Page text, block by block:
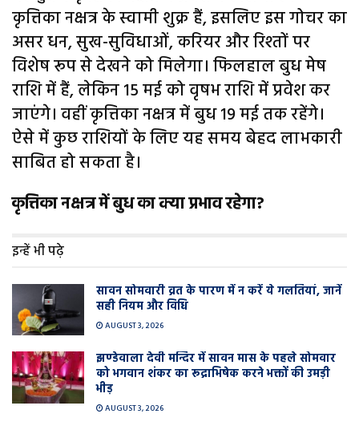
कृत्तिका नक्षत्र के स्वामी शुक्र हैं, इसलिए इस गोचर का
असर धन, सुख-सुविधाओं, करियर और रिश्तों पर
विशेष रूप से देखने को मिलेगा। फिलहाल बुध मेष
राशि में हैं, लेकिन 15 मई को वृषभ राशि में प्रवेश कर
जाएंगे। वहीं कृत्तिका नक्षत्र में बुध 19 मई तक रहेंगे।
ऐसे में कुछ राशियों के लिए यह समय बेहद लाभकारी
साबित हो सकता है।
​​कृत्तिका नक्षत्र में बुध का क्या प्रभाव रहेगा?​
इन्हें भी पढ़े
सावन सोमवारी व्रत के पारण में न करें ये गलतियां, जानें
सही नियम और विधि
AUGUST 3, 2026
झण्डेवाला देवी मन्दिर में सावन मास के पहले सोमवार
को भगवान शंकर का रूद्राभिषेक करने भक्तों की उमड़ी
भीड़
AUGUST 3, 2026